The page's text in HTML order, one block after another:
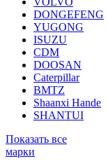
DONGEFENG
YUGONG
ISUZU
CDM
DOOSAN
Caterpillar
BMTZ
Shaanxi Hande
SHANTUI
Показать все
марки